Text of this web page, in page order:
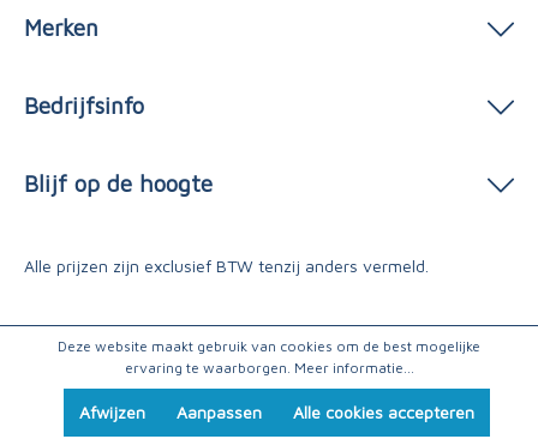
Merken
Bedrijfsinfo
Blijf op de hoogte
Alle prijzen zijn exclusief BTW tenzij anders vermeld.
Deze website maakt gebruik van cookies om de best mogelijke
ervaring te waarborgen. Meer informatie...
Afwijzen Aanpassen Alle cookies accepteren